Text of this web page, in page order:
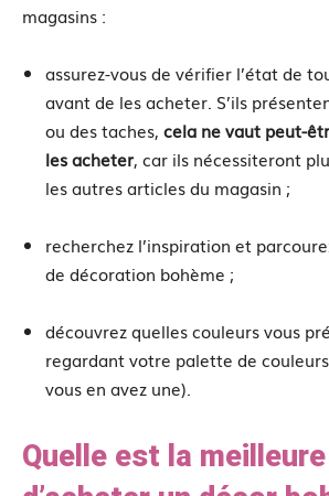
magasins :
assurez-vous de vérifier l’état de
avant de les acheter. S’ils
ou des taches, cela ne vaut peut-
les acheter, car ils nécessiteront
les autres articles du magasin ;
recherchez l’inspiration et
de décoration bohème ;
découvrez quelles couleurs vous
regardant votre palette de
vous en avez une).
Quelle est la